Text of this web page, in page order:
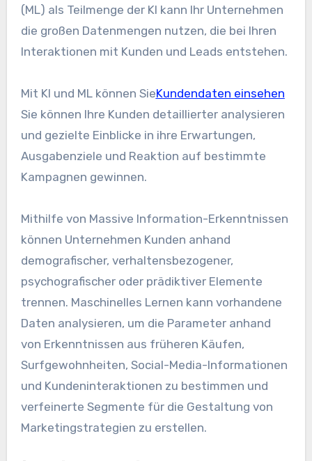
(ML) als Teilmenge der KI kann Ihr Unternehmen
die großen Datenmengen nutzen, die bei Ihren
Interaktionen mit Kunden und Leads entstehen.
Mit KI und ML können SieKundendaten einsehen
Sie können Ihre Kunden detaillierter analysieren
und gezielte Einblicke in ihre Erwartungen,
Ausgabenziele und Reaktion auf bestimmte
Kampagnen gewinnen.
Mithilfe von Massive Information-Erkenntnissen
können Unternehmen Kunden anhand
demografischer, verhaltensbezogener,
psychografischer oder prädiktiver Elemente
trennen. Maschinelles Lernen kann vorhandene
Daten analysieren, um die Parameter anhand
von Erkenntnissen aus früheren Käufen,
Surfgewohnheiten, Social-Media-Informationen
und Kundeninteraktionen zu bestimmen und
verfeinerte Segmente für die Gestaltung von
Marketingstrategien zu erstellen.